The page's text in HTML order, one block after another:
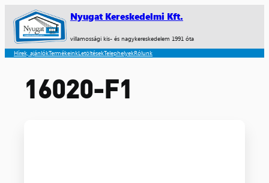
Nyugat Kereskedelmi Kft.
villamossági kis- és nagykereskedelem 1991 óta
Hírek, ajánlókTermékeinkLetöltésekTelephelyekRólunk
16020-F1